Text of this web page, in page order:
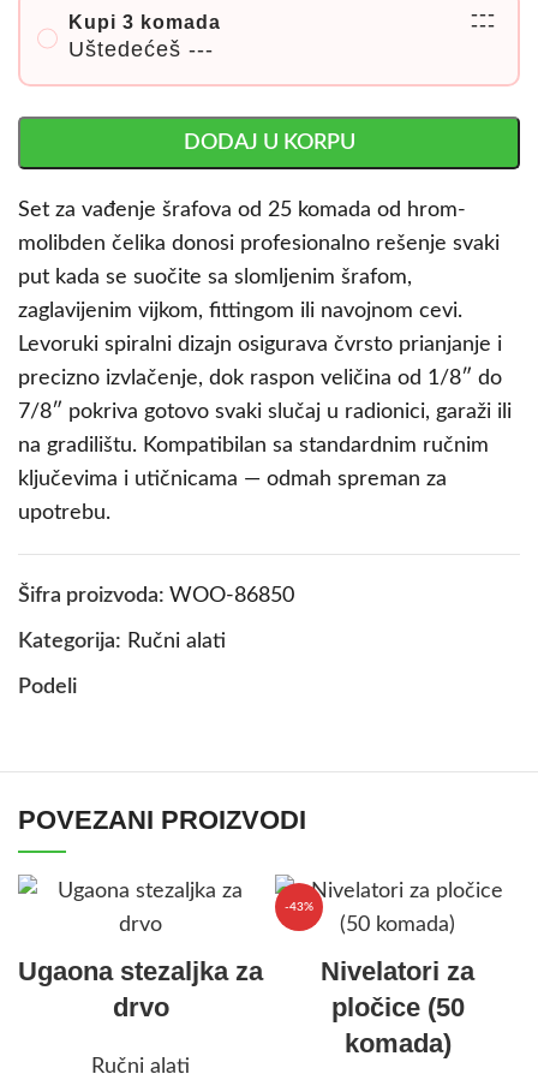
Kupi 3 komada
Uštedećeš ---
---
---
DODAJ U KORPU
Set za vađenje šrafova od 25 komada od hrom-
molibden čelika donosi profesionalno rešenje svaki
put kada se suočite sa slomljenim šrafom,
zaglavijenim vijkom, fittingom ili navojnom cevi.
Levoruki spiralni dizajn osigurava čvrsto prianjanje i
precizno izvlačenje, dok raspon veličina od 1/8″ do
7/8″ pokriva gotovo svaki slučaj u radionici, garaži ili
na gradilištu. Kompatibilan sa standardnim ručnim
ključevima i utičnicama — odmah spreman za
upotrebu.
Šifra proizvoda: WOO-86850
Kategorija: Ručni alati
Podeli
POVEZANI PROIZVODI
Ugaona stezaljka za
drvo
Ručni alati
-43%
Nivelatori za
pločice (50
komada)